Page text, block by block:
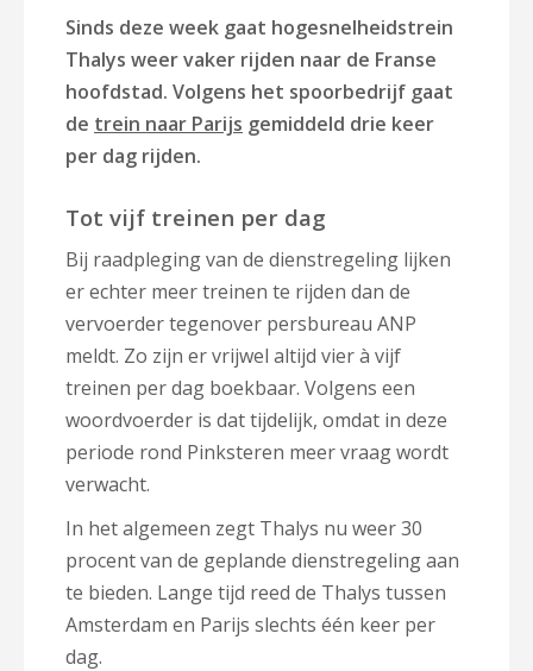
Sinds deze week gaat hogesnelheidstrein
Thalys weer vaker rijden naar de Franse
hoofdstad. Volgens het spoorbedrijf gaat
de trein naar Parijs gemiddeld drie keer
per dag rijden.
Tot vijf treinen per dag
Bij raadpleging van de dienstregeling lijken
er echter meer treinen te rijden dan de
vervoerder tegenover persbureau ANP
meldt. Zo zijn er vrijwel altijd vier à vijf
treinen per dag boekbaar. Volgens een
woordvoerder is dat tijdelijk, omdat in deze
periode rond Pinksteren meer vraag wordt
verwacht.
In het algemeen zegt Thalys nu weer 30
procent van de geplande dienstregeling aan
te bieden. Lange tijd reed de Thalys tussen
Amsterdam en Parijs slechts één keer per
dag.